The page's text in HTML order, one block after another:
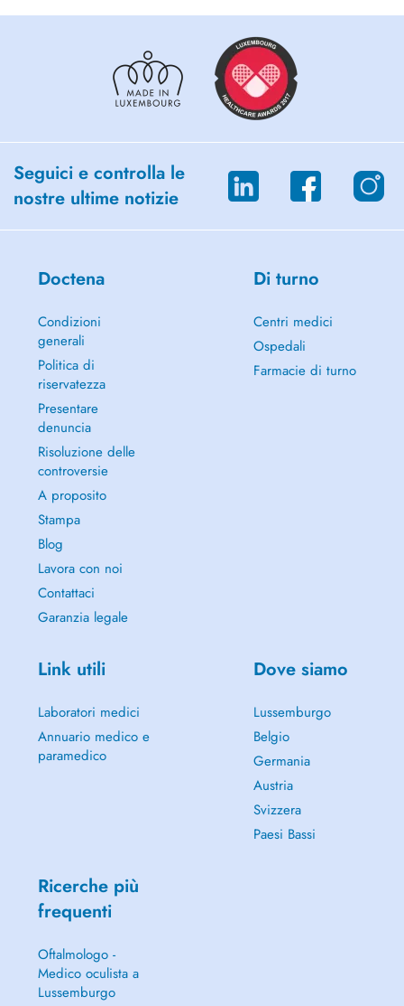
Seguici e controlla le
nostre ultime notizie
Doctena
Condizioni
generali
Politica di
riservatezza
Presentare
denuncia
Risoluzione delle
controversie
A proposito
Stampa
Blog
Lavora con noi
Contattaci
Garanzia legale
Di turno
Centri medici
Ospedali
Farmacie di turno
Link utili
Laboratori medici
Annuario medico e
paramedico
Dove siamo
Lussemburgo
Belgio
Germania
Austria
Svizzera
Paesi Bassi
Ricerche più
frequenti
Oftalmologo -
Medico oculista a
Lussemburgo